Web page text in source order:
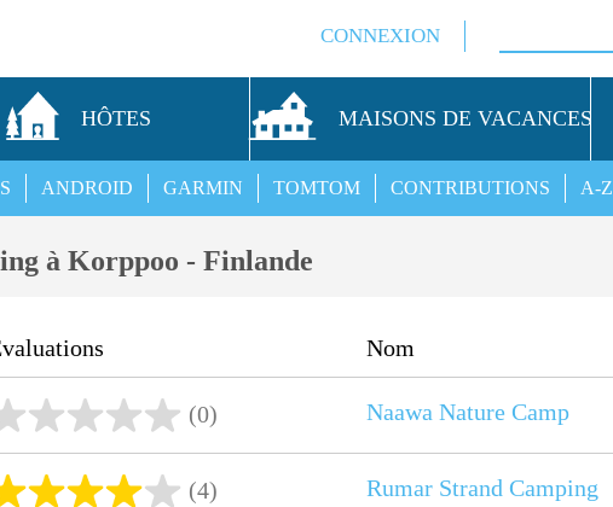
CONNEXION
HÔTES MAISONS DE VACANCES
A-Z
CONTRIBUTIONS
TOMTOM
GARMIN
ANDROID
à Korppoo - Finlande
Nom
(0) Naawa Nature Camp
(4) Rumar Strand Camping